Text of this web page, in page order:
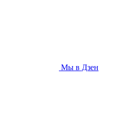
Мы в Дзен